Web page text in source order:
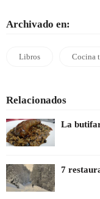
Archivado en:
Libros Cocina
Relacionados
La
7